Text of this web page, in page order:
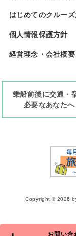
はじめてのクルー
個人情報保護方針
経営理念・会社概要
乗船前後に交通・
必要なあなたへ
Copyright © 2026
お問い合